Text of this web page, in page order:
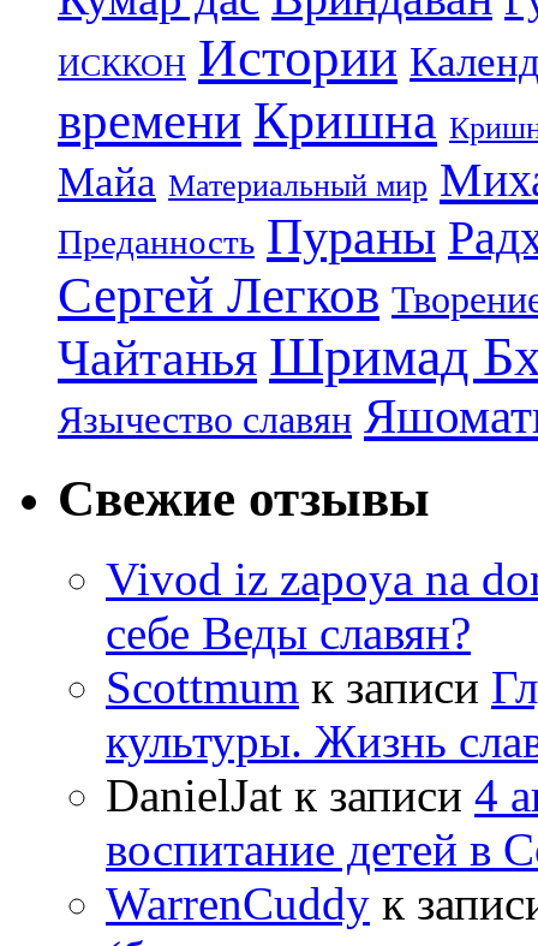
ИСККОН Истории
времени Кришна
Майа Материальный мир
Преданность Пураны
Сергей Легков
Чайтанья Шримад
Язычество славян
Свежие отзывы
Vivod iz zapoya na
себе Веды славян?
Scottmum к записи
культуры. Жизнь
DanielJat к записи 4
воспитание детей в
WarrenCuddy к